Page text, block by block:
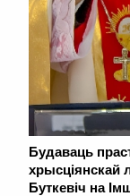
Будаваць
хрысціянскай
Буткевіч на